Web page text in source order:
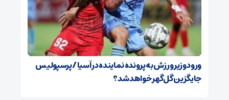
ورود وزیر ورزش به پرونده نماینده در آسیا / پرسپولیس
جایگزین گل‌گهر خواهد شد؟